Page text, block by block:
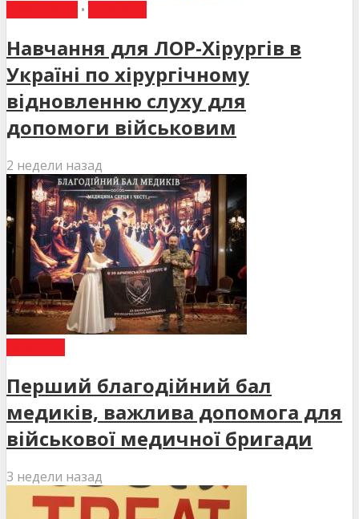
•
Навчання для ЛОР-Хірургів в
Україні по хірургічному
відновленню слуху для
допомоги військовим
2 недели назад
Перший благодійний бал
медиків, важлива допомога для
військової медичної бригади
3 недели назад